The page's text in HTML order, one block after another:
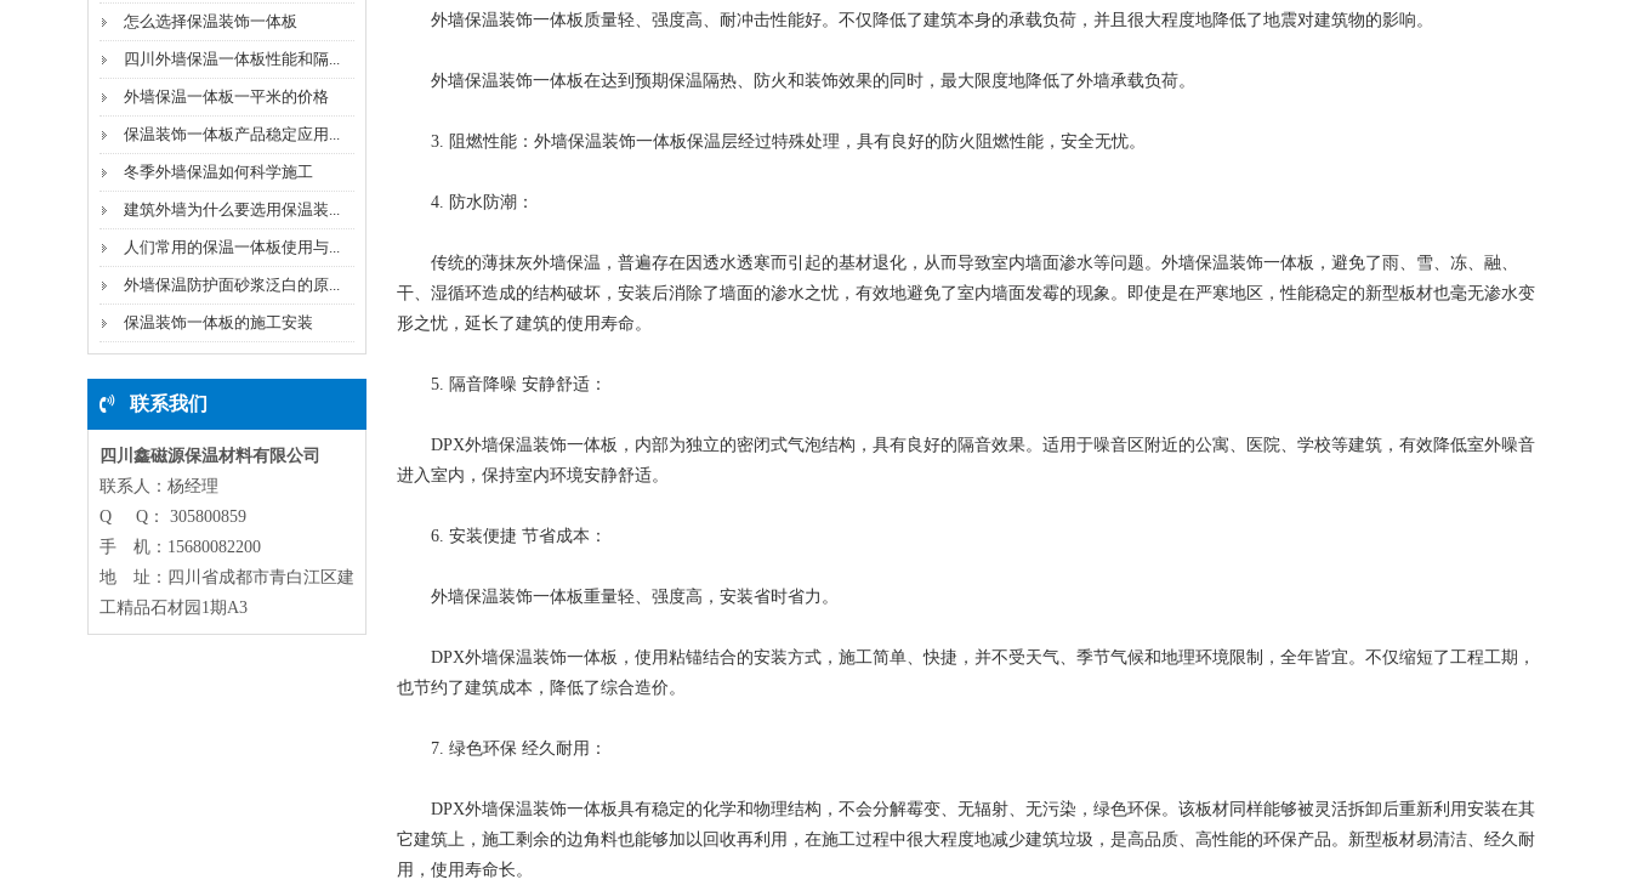
怎么选择保温装饰一体板
四川外墙保温一体板性能和隔...
外墙保温一体板一平米的价格
保温装饰一体板产品稳定应用...
冬季外墙保温如何科学施工
建筑外墙为什么要选用保温装...
人们常用的保温一体板使用与...
外墙保温防护面砂浆泛白的原...
保温装饰一体板的施工安装
联系我们
四川鑫磁源保温材料有限公司
联系人：杨经理
Q Q： 305800859
手 机：15680082200
地 址：四川省成都市青白江区建
工精品石材园1期A3
外墙保温装饰一体板质量轻、强度高、耐冲击性能好。不仅降低了建筑本身的承载负荷，并且很大程度地降低了地震对建筑物的影响。
外墙保温装饰一体板在达到预期保温隔热、防火和装饰效果的同时，最大限度地降低了外墙承载负荷。
3. 阻燃性能：外墙保温装饰一体板保温层经过特殊处理，具有良好的防火阻燃性能，安全无忧。
4. 防水防潮：
传统的薄抹灰外墙保温，普遍存在因透水透寒而引起的基材退化，从而导致室内墙面渗水等问题。外墙保温装饰一体板，避免了雨、雪、冻、融、
干、湿循环造成的结构破坏，安装后消除了墙面的渗水之忧，有效地避免了室内墙面发霉的现象。即使是在严寒地区，性能稳定的新型板材也毫无渗水变
形之忧，延长了建筑的使用寿命。
5. 隔音降噪 安静舒适：
DPX外墙保温装饰一体板，内部为独立的密闭式气泡结构，具有良好的隔音效果。适用于噪音区附近的公寓、医院、学校等建筑，有效降低室外噪音
进入室内，保持室内环境安静舒适。
6. 安装便捷 节省成本：
外墙保温装饰一体板重量轻、强度高，安装省时省力。
DPX外墙保温装饰一体板，使用粘锚结合的安装方式，施工简单、快捷，并不受天气、季节气候和地理环境限制，全年皆宜。不仅缩短了工程工期，
也节约了建筑成本，降低了综合造价。
7. 绿色环保 经久耐用：
DPX外墙保温装饰一体板具有稳定的化学和物理结构，不会分解霉变、无辐射、无污染，绿色环保。该板材同样能够被灵活拆卸后重新利用安装在其
它建筑上，施工剩余的边角料也能够加以回收再利用，在施工过程中很大程度地减少建筑垃圾，是高品质、高性能的环保产品。新型板材易清洁、经久耐
用，使用寿命长。